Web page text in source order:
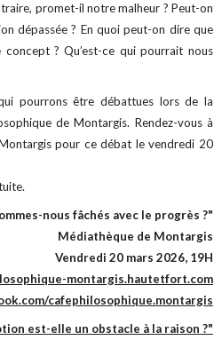
promet-il notre malheur ? Peut-on
dépassée ? En quoi peut-on dire que
? Qu’est-ce qui pourrait nous
pourrons être débattues lors de la
de Montargis. Rendez-vous à
pour ce débat le vendredi 20
nous fâchés avec le progrès ?"
Médiathèque de Montargis
Vendredi 20 mars 2026, 19H
montargis.hautetfort.com
cafephilosophique.montargis
est-elle un obstacle à la raison ?"